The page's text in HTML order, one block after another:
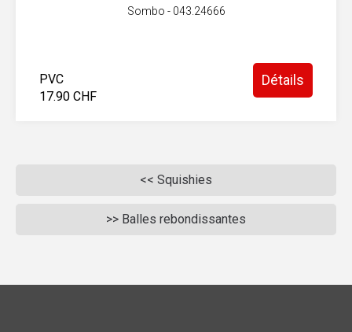
Sombo - 043.24666
PVC
17.90 CHF
Détails
<< Squishies
>> Balles rebondissantes